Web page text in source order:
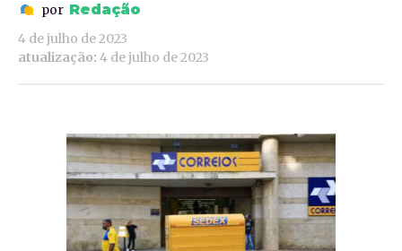
por Redação
4 de julho de 2023
atualização: 4 de julho de 2023